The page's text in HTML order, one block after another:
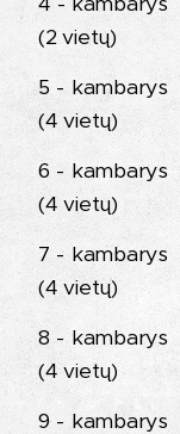
(2 vietų)
5 - kambarys
(4 vietų)
6 - kambarys
(4 vietų)
7 - kambarys
(4 vietų)
8 - kambarys
(4 vietų)
9 - kambarys